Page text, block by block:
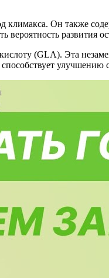
климакса. Он также
развития
(GLA). Эта
улучшению